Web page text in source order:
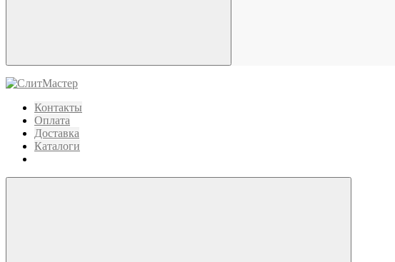
Контакты
Оплата
Доставка
Каталоги